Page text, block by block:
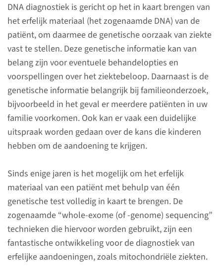
DNA diagnostiek is gericht op het in kaart brengen van
het erfelijk materiaal (het zogenaamde DNA) van de
patiënt, om daarmee de genetische oorzaak van ziekte
vast te stellen. Deze genetische informatie kan van
belang zijn voor eventuele behandelopties en
voorspellingen over het ziektebeloop. Daarnaast is de
genetische informatie belangrijk bij familieonderzoek,
bijvoorbeeld in het geval er meerdere patiënten in uw
familie voorkomen. Ook kan er vaak een duidelijke
uitspraak worden gedaan over de kans die kinderen
hebben om de aandoening te krijgen.
Sinds enige jaren is het mogelijk om het erfelijk
materiaal van een patiënt met behulp van één
genetische test volledig in kaart te brengen. De
zogenaamde “whole-exome (of -genome) sequencing”
technieken die hiervoor worden gebruikt, zijn een
fantastische ontwikkeling voor de diagnostiek van
erfelijke aandoeningen, zoals mitochondriële ziekten.
Expertisecentra
Erfelijke Metabole Ziekten
Radboudumc Expertisecentrum voor Erfelijke metabole ziekten
Informatie voor
researchers
Het Radboudumc
Expertisecentrum voor Erfelijke
metabole ziekten doet het
fundamenteel, toegepast en